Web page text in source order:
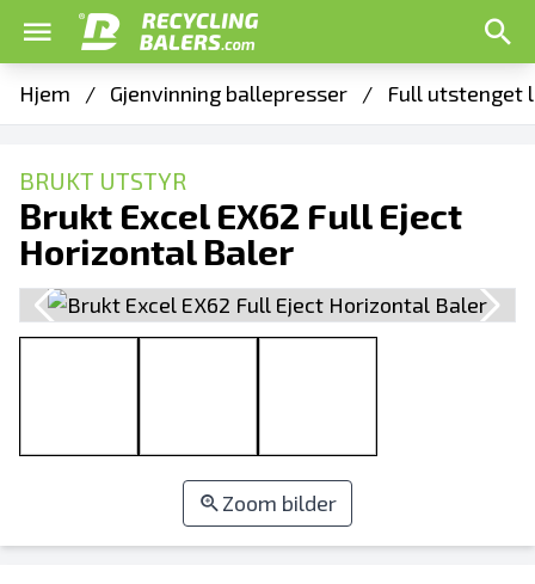
Hjem / Gjenvinning ballepresser / Full utstenget
BRUKT UTSTYR
Brukt Excel EX62 Full Eject
Horizontal Baler
Zoom bilder